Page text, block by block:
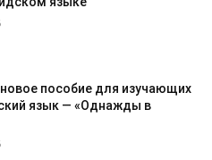
пособие для изучающих
язык — «Однажды в